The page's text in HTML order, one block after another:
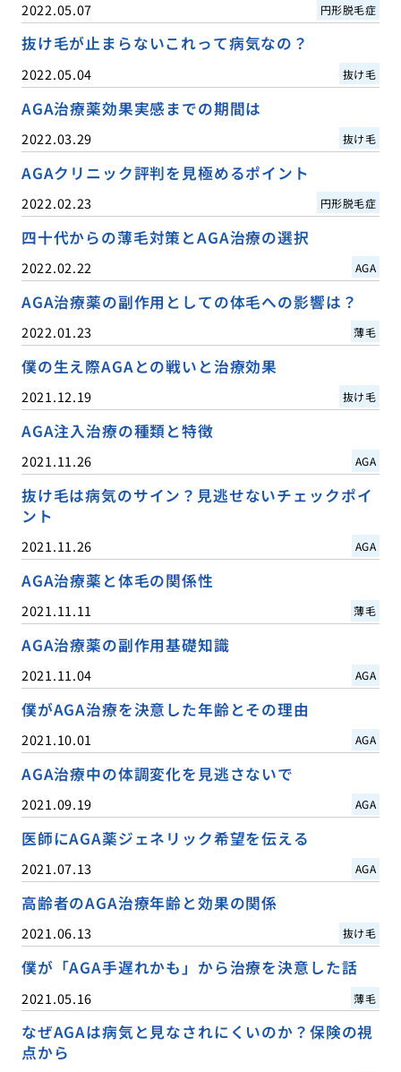
2022.05.07 円形脱毛症
抜け毛が止まらないこれって病気なの？
2022.05.04 抜け毛
AGA治療薬効果実感までの期間は
2022.03.29 抜け毛
AGAクリニック評判を見極めるポイント
2022.02.23 円形脱毛症
四十代からの薄毛対策とAGA治療の選択
2022.02.22 AGA
AGA治療薬の副作用としての体毛への影響は？
2022.01.23 薄毛
僕の生え際AGAとの戦いと治療効果
2021.12.19 抜け毛
AGA注入治療の種類と特徴
2021.11.26 AGA
抜け毛は病気のサイン？見逃せないチェックポイ
ント
2021.11.26 AGA
AGA治療薬と体毛の関係性
2021.11.11 薄毛
AGA治療薬の副作用基礎知識
2021.11.04 AGA
僕がAGA治療を決意した年齢とその理由
2021.10.01 AGA
AGA治療中の体調変化を見逃さないで
2021.09.19 AGA
医師にAGA薬ジェネリック希望を伝える
2021.07.13 AGA
高齢者のAGA治療年齢と効果の関係
2021.06.13 抜け毛
僕が「AGA手遅れかも」から治療を決意した話
2021.05.16 薄毛
なぜAGAは病気と見なされにくいのか？保険の視
点から